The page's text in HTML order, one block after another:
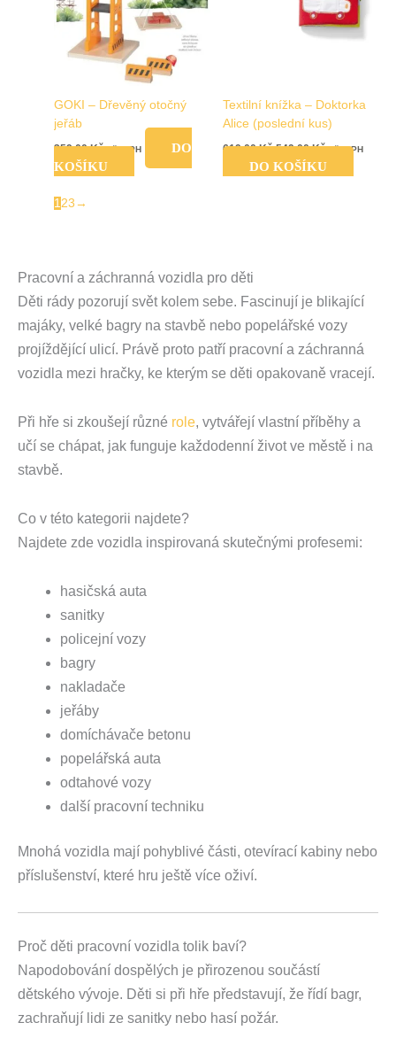
GOKI – Dřevěný otočný
jeřáb
359,00Kč vč. DPH
DO
KOŠÍKU
Textilní knížka – Doktorka
Alice (poslední kus)
619,00Kč 549,00Kč vč. DPH
DO KOŠÍKU
123 →
Pracovní a záchranná vozidla pro děti
Děti rády pozorují svět kolem sebe. Fascinují je blikající
majáky, velké bagry na stavbě nebo popelářské vozy
projíždějící ulicí. Právě proto patří pracovní a záchranná
vozidla mezi hračky, ke kterým se děti opakovaně vracejí.
Při hře si zkoušejí různé role, vytvářejí vlastní příběhy a
učí se chápat, jak funguje každodenní život ve městě i na
stavbě.
Co v této kategorii najdete?
Najdete zde vozidla inspirovaná skutečnými profesemi:
hasičská auta
sanitky
policejní vozy
bagry
nakladače
jeřáby
domíchávače betonu
popelářská auta
odtahové vozy
další pracovní techniku
Mnohá vozidla mají pohyblivé části, otevírací kabiny nebo
příslušenství, které hru ještě více oživí.
Proč děti pracovní vozidla tolik baví?
Napodobování dospělých je přirozenou součástí
dětského vývoje. Děti si při hře představují, že řídí bagr,
zachraňují lidi ze sanitky nebo hasí požár.